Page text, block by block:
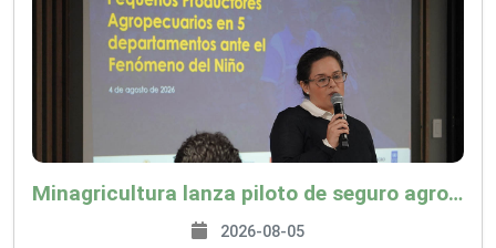
Minagricultura lanza piloto de seguro agropecuario por $9.625 millones para proteger a más de 14.000 pequeños productores contra riesgos del Fenómeno de El Niño
2026-08-05